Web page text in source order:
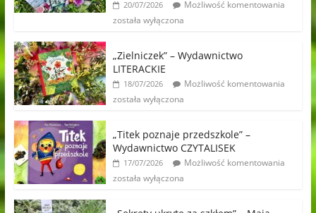
20/07/2026
Możliwość komentowania
została wyłączona
„Zielniczek” – Wydawnictwo
LITERACKIE
18/07/2026
Możliwość komentowania
została wyłączona
„Titek poznaje przedszkole” –
Wydawnictwo CZYTALISEK
17/07/2026
Możliwość komentowania
została wyłączona